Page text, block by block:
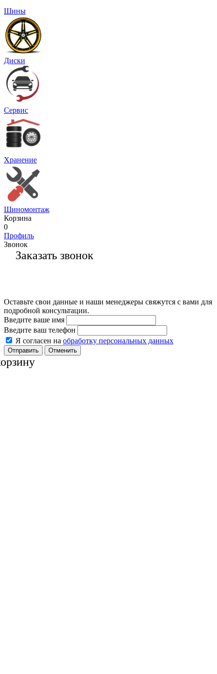
Шины
Диски
Сервис
Хранение
Шиномонтаж
Корзина
0
Профиль
Звонок
Заказать звонок
Оставьте свои данные и наши менеджеры свяжутся с вами для
подробной консультации.
Введите ваше имя
Введите ваш телефон
Я согласен на обработку персональных данных
Отменить